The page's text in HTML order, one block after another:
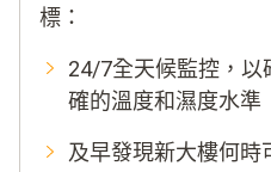
標：
24/7全天候監控，以
確的溫度和濕度水準
及早發現新大樓何時